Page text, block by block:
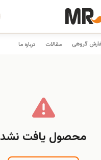
گروهی مقالات درباره ما
محصول یافت نشد